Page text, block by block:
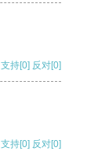
支持[0] 反对[0]
支持[0] 反对[0]